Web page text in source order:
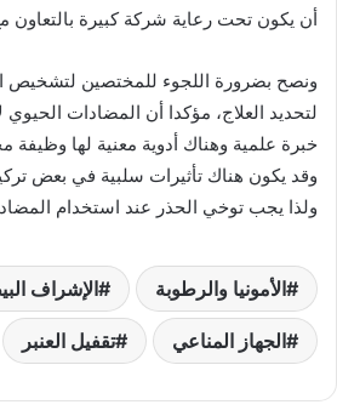
أن يكون تحت رعاية شركة كبيرة بالتعاون
ونصح بضرورة اللجوء للمختصين
لتحديد العلاج، مؤكدا أن المضادات الحيوي
خبرة علمية وهناك أدوية معنية لها
وقد يكون هناك تأثيرات سلبية في بعض
ولذا يجب توخي الحذر عند استخدام
الأمونيا والرطوبة الإشراف
الجهاز المناعي تقفيل العنبر